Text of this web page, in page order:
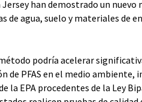
han demostrado un
de agua, suelo y materiales de
podría acelerar
de PFAS en el medio ambiente,
la EPA procedentes de la Ley